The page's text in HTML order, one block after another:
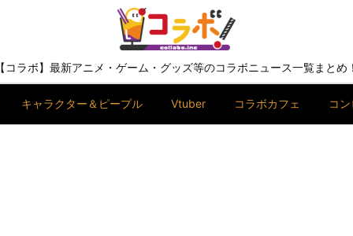
【コラボ】最新アニメ・ゲーム・グッズ等のコラボニュース一覧まとめ！
キャラクター＆ピープル Vtuber コラボカフェ コ